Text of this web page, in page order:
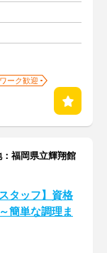
ーク歓迎
福岡県立輝翔館
タッフ】資格
簡単な調理ま